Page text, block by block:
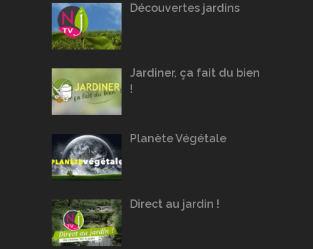
Découvertes jardins
Jardiner, ça fait du bien
!
Planète Végétale
Direct au jardin !